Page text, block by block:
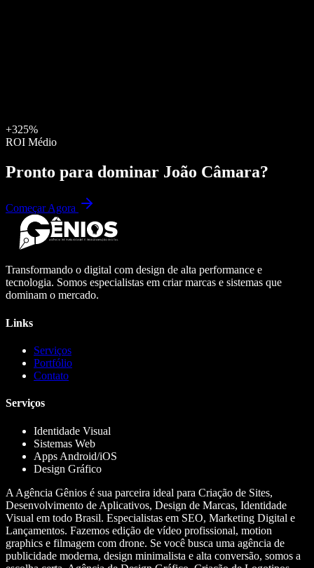
+325%
ROI Médio
Pronto para dominar João Câmara?
Começar Agora
Transformando o digital com design de alta performance e
tecnologia. Somos especialistas em criar marcas e sistemas que
dominam o mercado.
Links
Serviços
Portfólio
Contato
Serviços
Identidade Visual
Sistemas Web
Apps Android/iOS
Design Gráfico
A Agência Gênios é sua parceira ideal para Criação de Sites,
Desenvolvimento de Aplicativos, Design de Marcas, Identidade
Visual em todo Brasil. Especialistas em SEO, Marketing Digital e
Lançamentos. Fazemos edição de vídeo profissional, motion
graphics e filmagem com drone. Se você busca uma agência de
publicidade moderna, design minimalista e alta conversão, somos a